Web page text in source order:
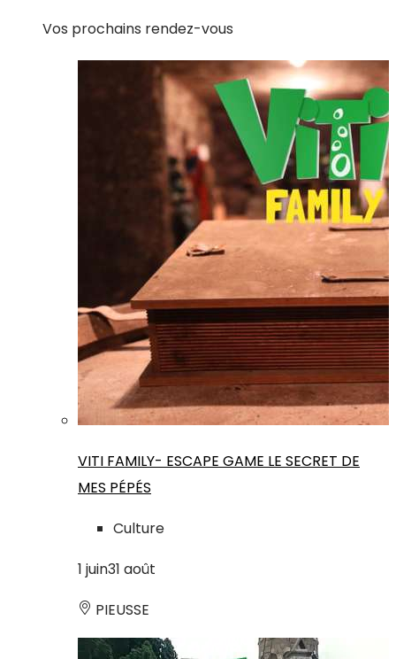
Vos prochains rendez-vous
VITI FAMILY- ESCAPE GAME LE SECRET DE
MES PÉPÉS
Culture
1 juin31 août
PIEUSSE